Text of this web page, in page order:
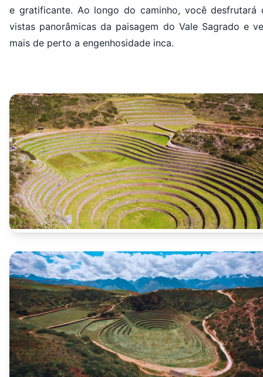
e gratificante. Ao longo do caminho, você desfrutará
vistas panorâmicas da paisagem do Vale Sagrado e
mais de perto a engenhosidade inca.